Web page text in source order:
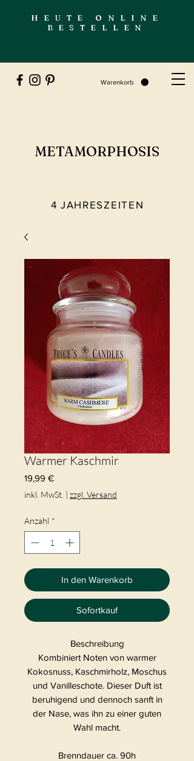
HEUTE ONLINE
BESTELLEN
Warenkorb
METAMORPHOSIS
4 JAHRESZEITEN
Warmer Kaschmir
19,99 €Preis
inkl. MwSt. | zzgl. Versand
Anzahl *
In den Warenkorb
Sofortkauf
Beschreibung
Kombiniert Noten von warmer
Kokosnuss, Kaschmirholz, Moschus
und Vanilleschote. Dieser Duft ist
beruhigend und dennoch sanft in
der Nase, was ihn zu einer guten
Wahl macht.
Brenndauer ca. 90h